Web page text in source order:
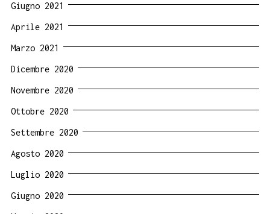
Giugno 2021
Aprile 2021
Marzo 2021
Dicembre 2020
Novembre 2020
Ottobre 2020
Settembre 2020
Agosto 2020
Luglio 2020
Giugno 2020